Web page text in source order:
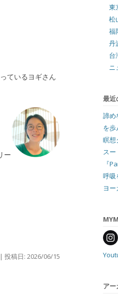
ているヨギさん
ー
| 投稿日: 2026/06/15
東
松
福
丹
台
ニ
最近
諦め
を歩
瞑想
スー
『
呼吸
ヨ
アー